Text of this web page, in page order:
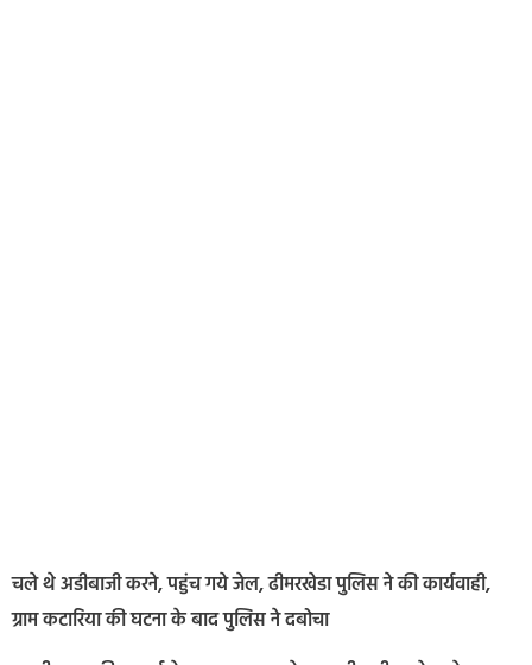
चले थे अडीबाजी करने, पहुंच गये जेल, ढीमरखेडा पुलिस ने की कार्यवाही,
ग्राम कटारिया की घटना के बाद पुलिस ने दबोचा